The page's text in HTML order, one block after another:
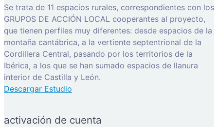
Se trata de 11 espacios rurales, correspondientes con los
GRUPOS DE ACCIÓN LOCAL cooperantes al proyecto,
que tienen perfiles muy diferentes: desde espacios de la
montaña cantábrica, a la vertiente septentrional de la
Cordillera Central, pasando por los territorios de la
Ibérica, a los que se han sumado espacios de llanura
interior de Castilla y León.
Descargar Estudio
activación de cuenta